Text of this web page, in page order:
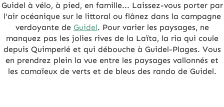
Guidel à vélo, à pied, en famille... Laissez-vous porter par
l'air océanique sur le littoral ou flânez dans la campagne
verdoyante de Guidel. Pour varier les paysages, ne
manquez pas les jolies rives de la Laïta, la ria qui coule
depuis Quimperlé et qui débouche à Guidel-Plages. Vous
en prendrez plein la vue entre les paysages vallonnés et
les camaïeux de verts et de bleus des rando de Guidel.